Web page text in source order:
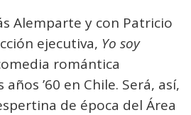
Alemparte y con Patricio
ejecutiva, Yo soy
romántica
’60 en Chile. Será, así,
de época del Área